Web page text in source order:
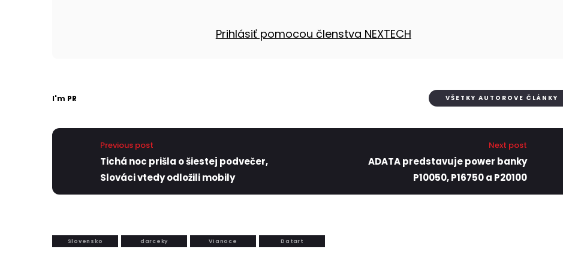
Prihlásiť pomocou členstva NEXTECH
I'm PR VŠETKY AUTOROVE ČLÁNKY
Previous post
Tichá noc prišla o šiestej podvečer,
Slováci vtedy odložili mobily
Next post
ADATA predstavuje power banky
P10050, P16750 a P20100
Slovensko darceky Vianoce Datart